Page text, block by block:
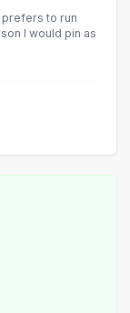
to run
I would pin as